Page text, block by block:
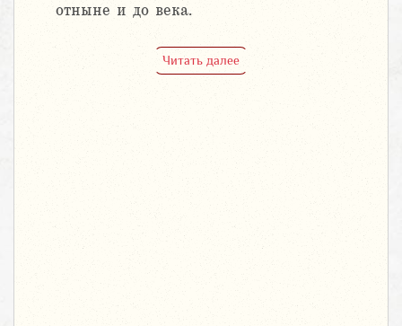
отныне и до века.
Читать далее